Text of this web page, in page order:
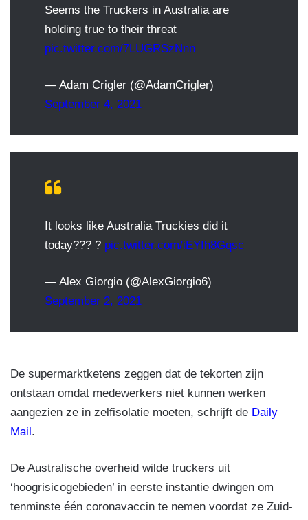
Seems the Truckers in Australia are
holding true to their threat
pic.twitter.com/7LUGRSzNnn
— Adam Crigler (@AdamCrigler)
September 4, 2021
It looks like Australia Truckies did it
today??? ? pic.twitter.com/iEYIh8Gqsc
— Alex Giorgio (@AlexGiorgio6)
September 2, 2021
De supermarktketens zeggen dat de tekorten zijn
ontstaan omdat medewerkers niet kunnen werken
aangezien ze in zelfisolatie moeten, schrijft de Daily
Mail.
De Australische overheid wilde truckers uit
‘hoogrisicogebieden’ in eerste instantie dwingen om
tenminste één coronavaccin te nemen voordat ze Zuid-